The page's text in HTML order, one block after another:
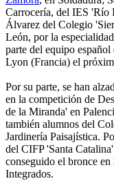
Carrocería, del IES 'Río
Álvarez del Colegio
León, por la
parte del equipo
Lyon (Francia) el
Por su parte, se han
en la competición de
de la Miranda' en
también alumnos del
Jardinería Paisajística.
del CIFP 'Santa
conseguido el bronce
Integrados.